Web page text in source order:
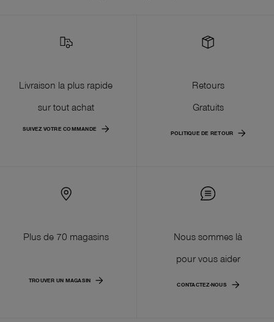
Livraison la plus rapide
sur tout achat
SUIVEZ VOTRE COMMANDE
Retours
Gratuits
POLITIQUE DE RETOUR
Plus de 70 magasins
TROUVER UN MAGASIN
Nous sommes là
pour vous aider
CONTACTEZ-NOUS